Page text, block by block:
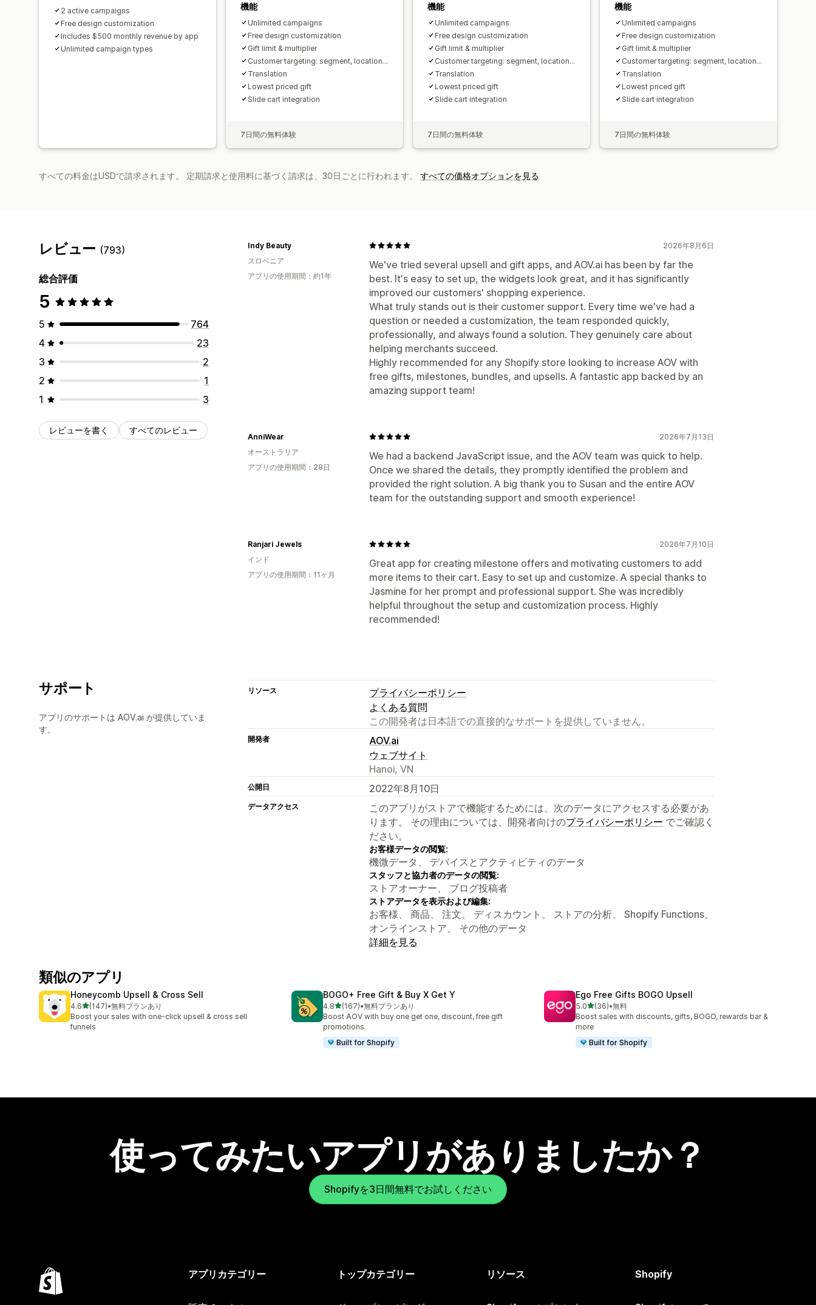
2 active campaigns
Free design customization
Includes $500 monthly revenue by app
Unlimited campaign types
機能
Unlimited campaigns
Free design customization
Gift limit & multiplier
Customer targeting: segment, location...
Translation
Lowest priced gift
Slide cart integration
7日間の無料体験
機能
Unlimited campaigns
Free design customization
Gift limit & multiplier
Customer targeting: segment, location...
Translation
Lowest priced gift
Slide cart integration
7日間の無料体験
機能
Unlimited campaigns
Free design customization
Gift limit & multiplier
Customer targeting: segment, location...
Translation
Lowest priced gift
Slide cart integration
7日間の無料体験
すべての料金はUSDで請求されます。 定期請求と使用料に基づく請求は、30日ごとに行われます。 すべての価格オプションを見る
レビュー (793)
総合評価
5
5
764
4
23
3
2
2
1
1
3
レビューを書く すべてのレビュー
2026年8月6日
We've tried several upsell and gift apps, and AOV.ai has been by far the
best. It's easy to set up, the widgets look great, and it has significantly
improved our customers' shopping experience.
What truly stands out is their customer support. Every time we've had a
question or needed a customization, the team responded quickly,
professionally, and always found a solution. They genuinely care about
helping merchants succeed.
Highly recommended for any Shopify store looking to increase AOV with
free gifts, milestones, bundles, and upsells. A fantastic app backed by an
amazing support team!
Indy Beauty
スロベニア
アプリの使用期間：約1年
2026年7月13日
We had a backend JavaScript issue, and the AOV team was quick to help.
Once we shared the details, they promptly identified the problem and
provided the right solution. A big thank you to Susan and the entire AOV
team for the outstanding support and smooth experience!
AnniWear
オーストラリア
アプリの使用期間：28日
2026年7月10日
Great app for creating milestone offers and motivating customers to add
more items to their cart. Easy to set up and customize. A special thanks to
Jasmine for her prompt and professional support. She was incredibly
helpful throughout the setup and customization process. Highly
recommended!
Ranjari Jewels
インド
アプリの使用期間：11ヶ月
サポート
アプリのサポートは AOV.ai が提供していま
す。
リソース
プライバシーポリシー
よくある質問
この開発者は日本語での直接的なサポートを提供していません。
開発者
AOV.ai
ウェブサイト
Hanoi, VN
公開日 2022年8月10日
データアクセス
このアプリがストアで機能するためには、次のデータにアクセスする必要があ
ります。 その理由については、開発者向けのプライバシーポリシー でご確認く
ださい。
お客様データの閲覧:
機微データ、 デバイスとアクティビティのデータ
スタッフと協力者のデータの閲覧:
ストアオーナー、 ブログ投稿者
ストアデータを表示および編集:
お客様、 商品、 注文、 ディスカウント、 ストアの分析、 Shopify Functions、
オンラインストア、 その他のデータ
詳細を見る
類似のアプリ
Honeycomb Upsell & Cross Sell
4.65つ星中
(147)
合計レビュー数：147件
•無料プランあり
Boost your sales with one-click upsell & cross sell
funnels
BOGO+ Free Gift & Buy X Get Y
4.85つ星中
(167)
合計レビュー数：167件
•無料プランあり
Boost AOV with buy one get one, discount, free gift
promotions
Built for Shopify
Ego Free Gifts BOGO Upsell
5.05つ星中
(36)
合計レビュー数：36件
•無料
Boost sales with discounts, gifts, BOGO, rewards bar &
more
Built for Shopify
使ってみたいアプリがありましたか？
Shopifyを3日間無料でお試しください
アプリカテゴリー トップカテゴリー リソース Shopify